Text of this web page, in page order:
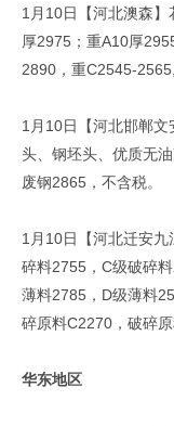
1月10日【河北澳森
厚2975；重A10厚
2890，重C2545-
1月10日【河北邯郸
头、钢坯头、优质无
废钢2865，不含税。
1月10日【河北迁安
碎料2755，C级破碎
薄料2785，D级薄料
碎原料C2270，破碎
华东地区